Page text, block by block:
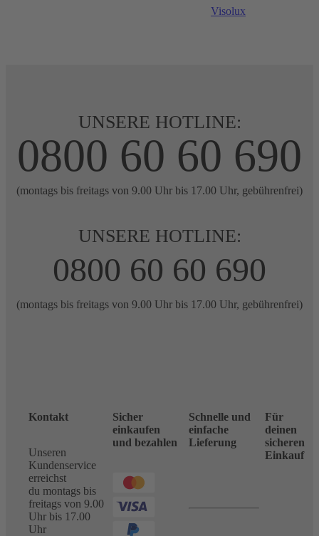
Visolux
UNSERE HOTLINE:
0800 60 60 690
(montags bis freitags von 9.00 Uhr bis 17.00 Uhr, gebührenfrei)
UNSERE HOTLINE:
0800 60 60 690
(montags bis freitags von 9.00 Uhr bis 17.00 Uhr, gebührenfrei)
Kontakt
Unseren
Kundenservice
erreichst
du montags bis
freitags von 9.00
Uhr bis 17.00
Uhr
Sicher
einkaufen
und bezahlen
Schnelle und
einfache
Lieferung
Für
deinen
sicheren
Einkauf